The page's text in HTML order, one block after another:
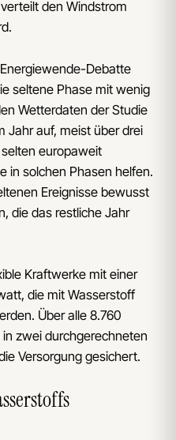
den Windstrom
Debatte
seltene Phase mit wenig
Wetterdaten der Studie
Jahr auf, meist über drei
europaweit
in solchen Phasen helfen.
Ereignisse bewusst
die das restliche Jahr
Kraftwerke mit einer
die mit Wasserstoff
Über alle 8.760
zwei durchgerechneten
Versorgung gesichert.